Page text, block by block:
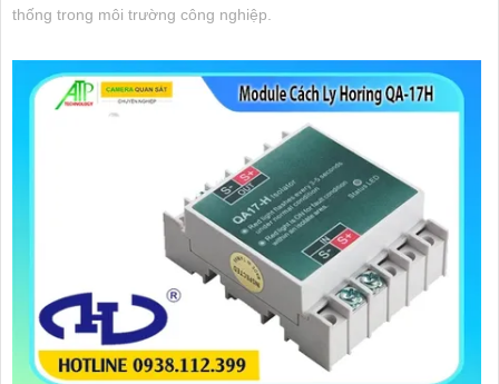
thống trong môi trường công nghiệp.